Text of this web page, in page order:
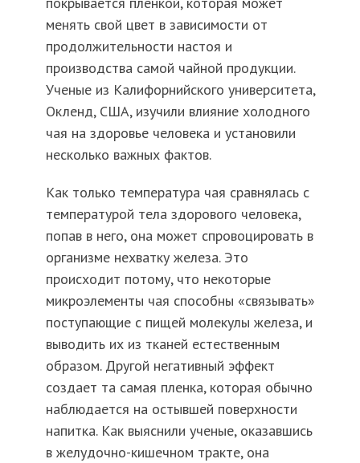
менять свой цвет в зависимости от
продолжительности настоя и
производства самой чайной продукции.
Ученые из Калифорнийского университета,
Окленд, США, изучили влияние холодного
чая на здоровье человека и установили
несколько важных фактов.
Как только температура чая сравнялась с
температурой тела здорового человека,
попав в него, она может спровоцировать в
организме нехватку железа. Это
происходит потому, что некоторые
микроэлементы чая способны «связывать»
поступающие с пищей молекулы железа, и
выводить их из тканей естественным
образом. Другой негативный эффект
создает та самая пленка, которая обычно
наблюдается на остывшей поверхности
напитка. Как выяснили ученые, оказавшись
в желудочно-кишечном тракте, она